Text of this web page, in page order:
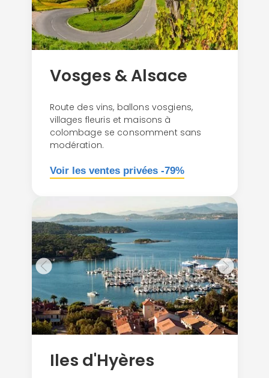
Vosges & Alsace
Route des vins, ballons vosgiens,
villages fleuris et maisons à
colombage se consomment sans
modération.
Voir les ventes privées -79%
Iles d'Hyères